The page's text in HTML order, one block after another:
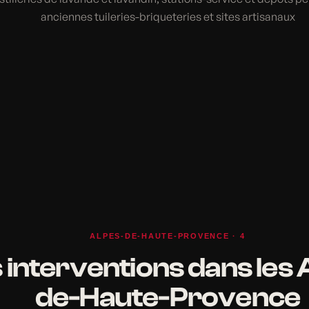
anciennes tuileries-briqueteries et sites artisanaux
ALPES-DE-HAUTE-PROVENCE · 4
interventions dans les
de-Haute-Provence